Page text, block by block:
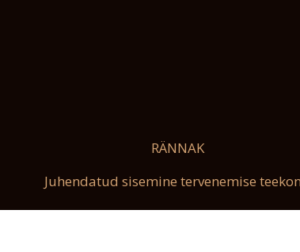
RÄNNAK
Juhendatud sisemine tervenemise